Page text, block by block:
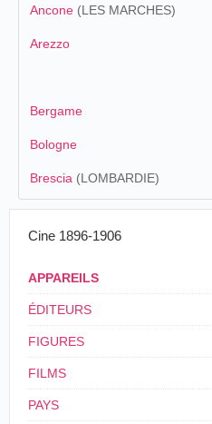
Ancone (LES MARCHES)
Arezzo
Bergame
Bologne
Brescia (LOMBARDIE)
Cine 1896-1906
APPAREILS
ÉDITEURS
FIGURES
FILMS
PAYS